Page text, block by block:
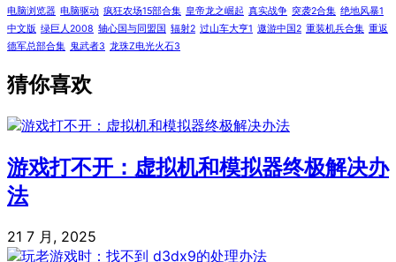
电脑浏览器 电脑驱动 疯狂农场15部合集 皇帝龙之崛起 真实战争 突袭2合集 绝地风暴1
中文版 绿巨人2008 轴心国与同盟国 辐射2 过山车大亨1 遨游中国2 重装机兵合集 重返
德军总部合集 鬼武者3 龙珠Z电光火石3
猜你喜欢
游戏打不开：虚拟机和模拟器终极解决办
法
21 7 月, 2025